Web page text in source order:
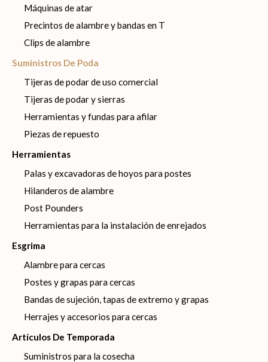
Máquinas de atar
Precintos de alambre y bandas en T
Clips de alambre
Suministros De Poda
Tijeras de podar de uso comercial
Tijeras de podar y sierras
Herramientas y fundas para afilar
Piezas de repuesto
Herramientas
Palas y excavadoras de hoyos para postes
Hilanderos de alambre
Post Pounders
Herramientas para la instalación de enrejados
Esgrima
Alambre para cercas
Postes y grapas para cercas
Bandas de sujeción, tapas de extremo y grapas
Herrajes y accesorios para cercas
Artículos De Temporada
Suministros para la cosecha